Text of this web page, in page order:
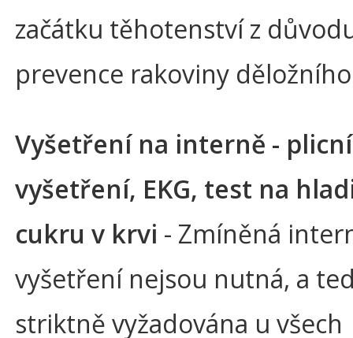
začátku těhotenství z
prevence rakoviny
Vyšetření na interně - plicní
vyšetření, EKG, test na
cukru v krvi - Zmíněná
vyšetření nejsou nutná, a
striktně vyžadována u všech